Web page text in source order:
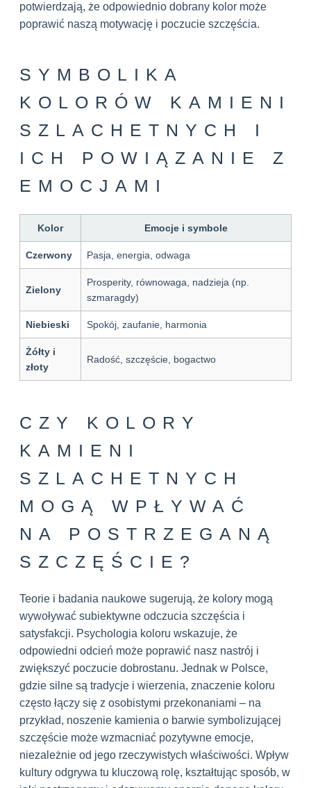
potwierdzają, że odpowiednio dobrany kolor może
poprawić naszą motywację i poczucie szczęścia.
SYMBOLIKA
KOLORÓW KAMIENI
SZLACHETNYCH I
ICH POWIĄZANIE Z
EMOCJAMI
Kolor Emocje i symbole
Czerwony Pasja, energia, odwaga
Zielony
Prosperity, równowaga, nadzieja (np.
szmaragdy)
Niebieski Spokój, zaufanie, harmonia
Żółty i
złoty
Radość, szczęście, bogactwo
CZY KOLORY
KAMIENI
SZLACHETNYCH
MOGĄ WPŁYWAĆ
NA POSTRZEGANĄ
SZCZĘŚCIE?
Teorie i badania naukowe sugerują, że kolory mogą
wywoływać subiektywne odczucia szczęścia i
satysfakcji. Psychologia koloru wskazuje, że
odpowiedni odcień może poprawić nasz nastrój i
zwiększyć poczucie dobrostanu. Jednak w Polsce,
gdzie silne są tradycje i wierzenia, znaczenie koloru
często łączy się z osobistymi przekonaniami – na
przykład, noszenie kamienia o barwie symbolizującej
szczęście może wzmacniać pozytywne emocje,
niezależnie od jego rzeczywistych właściwości. Wpływ
kultury odgrywa tu kluczową rolę, kształtując sposób, w